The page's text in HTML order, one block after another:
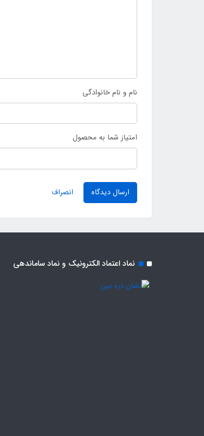
نام و نام خانوادگی
امتیاز شما به محصول
ارسال دیدگاه انصراف
نماد اعتماد الکترونیک و نماد ساماندهی